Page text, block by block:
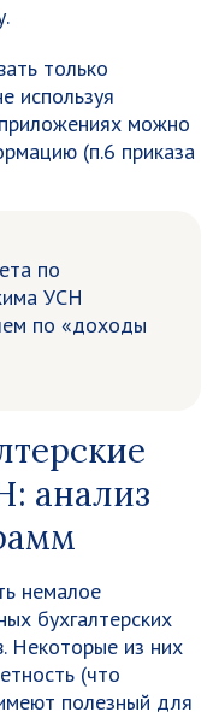
только
используя
можно
(п.6 приказа
по
УСН
по «доходы
анализ
немалое
бухгалтерских
Некоторые из них
(что
полезный для